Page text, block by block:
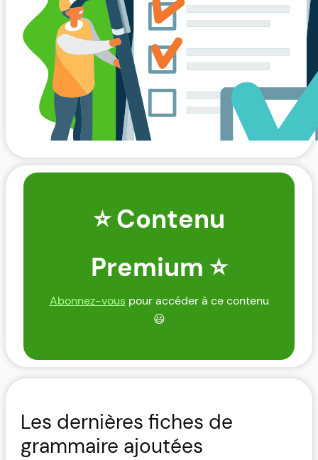
⭐ Contenu
Premium ⭐
Abonnez-vous pour accéder à ce contenu
😃
Les dernières fiches de
grammaire ajoutées